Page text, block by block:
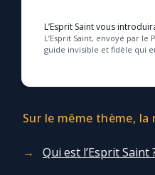
L’Esprit Saint vous
L’Esprit Saint, envoyé par
guide invisible et fidèle qui
Sur le même thème,
Qui est l’Esprit Saint